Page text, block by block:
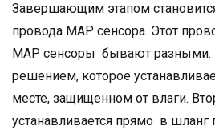
Завершающим этапом
провода МАР сенсора. Этот
МАР сенсоры бывают разными.
решением, которое
месте, защищенном от влаги.
устанавливается прямо в шланг